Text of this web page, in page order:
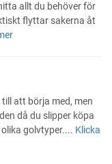
allt du behöver för
flyttar sakerna åt
att börja med, men
då du slipper köpa
golvtyper.... Klicka